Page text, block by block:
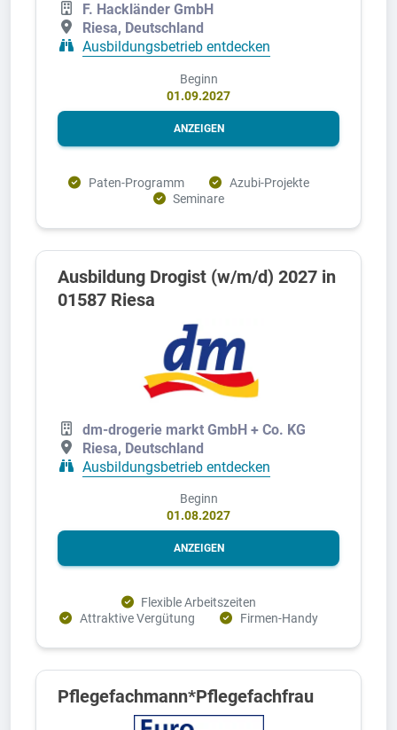
F. Hackländer GmbH
Riesa, Deutschland
Ausbildungsbetrieb entdecken
Beginn
01.09.2027
ANZEIGEN
Paten-Programm
Azubi-Projekte
Seminare
Ausbildung Drogist (w/m/d) 2027 in
01587 Riesa
dm-drogerie markt GmbH + Co. KG
Riesa, Deutschland
Ausbildungsbetrieb entdecken
Beginn
01.08.2027
ANZEIGEN
Flexible Arbeitszeiten
Attraktive Vergütung
Firmen-Handy
Pflegefachmann*Pflegefachfrau